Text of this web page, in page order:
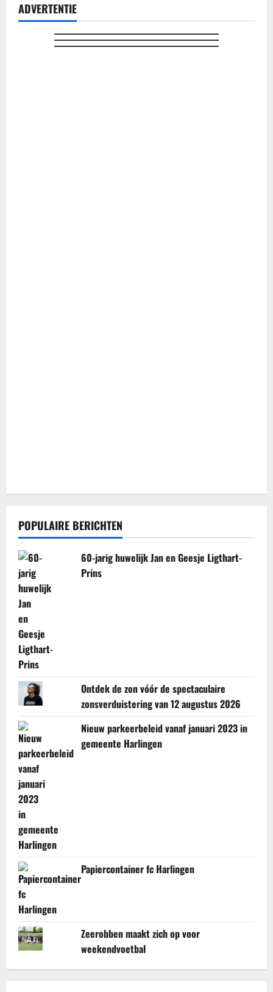
ADVERTENTIE
POPULAIRE BERICHTEN
60-jarig huwelijk Jan en Geesje Ligthart-
Prins
Ontdek de zon vóór de spectaculaire
zonsverduistering van 12 augustus 2026
Nieuw parkeerbeleid vanaf januari 2023 in
gemeente Harlingen
Papiercontainer fc Harlingen
Zeerobben maakt zich op voor
weekendvoetbal